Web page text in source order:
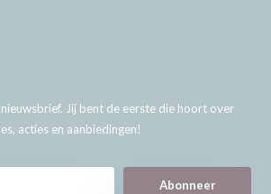
Jij bent de eerste die hoort over
acties en aanbiedingen!
Abonneer